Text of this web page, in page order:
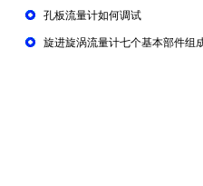
孔板流量计如何调试
旋进旋涡流量计七个基本部件组